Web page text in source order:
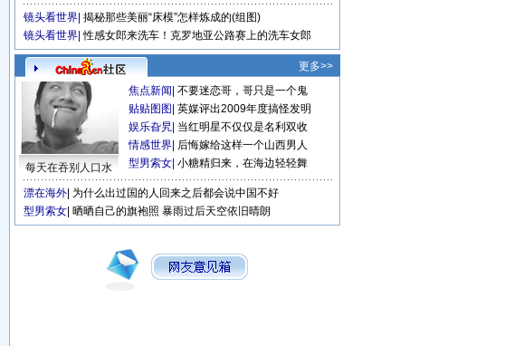
镜头看世界 揭秘那些美丽“床模”怎样炼成的(组图)
镜头看世界 性感女郎来洗车！克罗地亚公路赛上的洗车女郎
更多>>
每天在吞别人口水
焦点新闻 不要迷恋哥，哥只是一个鬼
贴贴图图 英媒评出2009年度搞怪发明
娱乐旮旯 当红明星不仅仅是名利双收
情感世界 后悔嫁给这样一个山西男人
型男索女 小糖精归来，在海边轻轻舞
漂在海外 为什么出过国的人回来之后都会说中国不好
型男索女 晒晒自己的旗袍照 暴雨过后天空依旧晴朗